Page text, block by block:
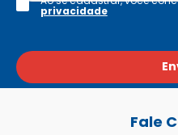
privacidade
Fale